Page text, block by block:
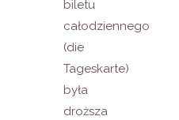
biletu
całodziennego
(die
Tageskarte)
była
droższa